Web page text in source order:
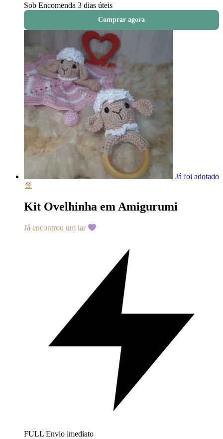
Sob Encomenda 3 dias úteis
Comprar agora
Já foi adotado
Kit Ovelhinha em Amigurumi
Já encontrou um lar
FULL Envio imediato